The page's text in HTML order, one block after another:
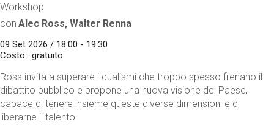
Workshop
con Alec Ross, Walter Renna
09 Set 2026 / 18:00 - 19:30
Costo
gratuito
Ross invita a superare i dualismi che troppo spesso frenano il
dibattito pubblico e propone una nuova visione del Paese,
capace di tenere insieme queste diverse dimensioni e di
liberarne il talento